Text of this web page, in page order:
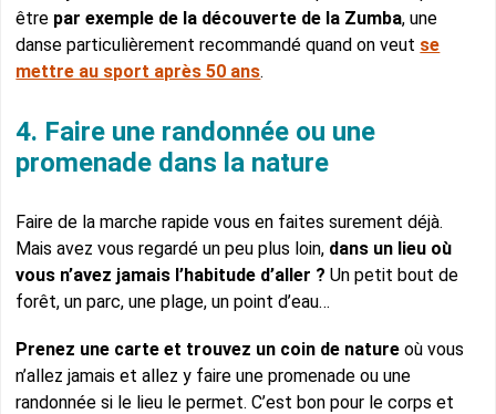
être par exemple de la découverte de la Zumba, une
danse particulièrement recommandé quand on veut se
mettre au sport après 50 ans.
4. Faire une randonnée ou une
promenade dans la nature
Faire de la marche rapide vous en faites surement déjà.
Mais avez vous regardé un peu plus loin, dans un lieu où
vous n’avez jamais l’habitude d’aller ? Un petit bout de
forêt, un parc, une plage, un point d’eau…
Prenez une carte et trouvez un coin de nature où vous
n’allez jamais et allez y faire une promenade ou une
randonnée si le lieu le permet. C’est bon pour le corps et